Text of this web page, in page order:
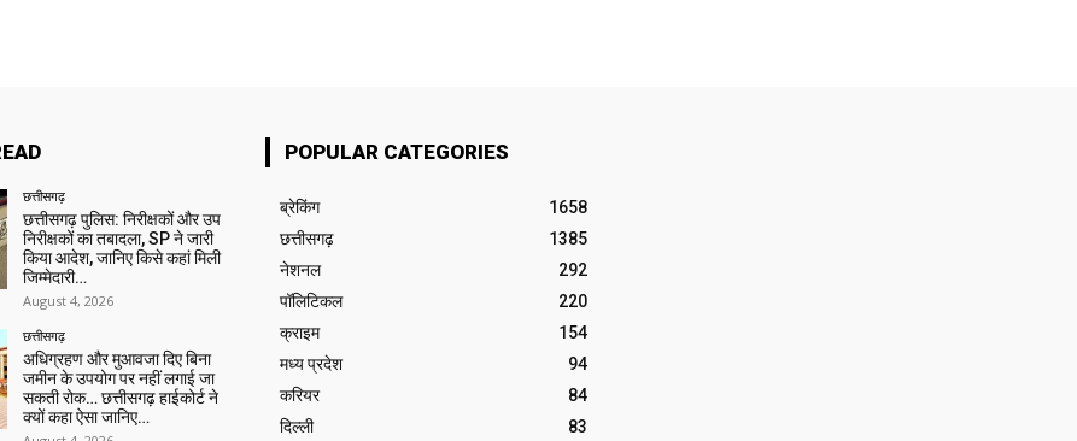
छत्तीसगढ़
छत्तीसगढ़ पुलिस: निरीक्षकों और उप
निरीक्षकों का तबादला, SP ने जारी
किया आदेश, जानिए किसे कहां मिली
जिम्मेदारी…
August 4, 2026
छत्तीसगढ़
अधिग्रहण और मुआवजा दिए बिना
जमीन के उपयोग पर नहीं लगाई जा
सकती रोक… छत्तीसगढ़ हाईकोर्ट ने
क्यों कहा ऐसा जानिए…
POPULAR CATEGORIES
ब्रेकिंग
1658
छत्तीसगढ़
1385
नेशनल
292
पॉलिटिकल
220
क्राइम
154
मध्य प्रदेश
94
करियर
84
दिल्ली
83